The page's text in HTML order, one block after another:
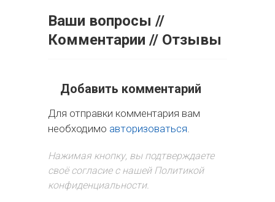
Ваши вопросы //
Комментарии // Отзывы
Добавить комментарий
Для отправки комментария вам
необходимо авторизоваться
Нажимая кнопку, вы подтверждаете
своё согласие с нашей Политикой
конфиденциальности.